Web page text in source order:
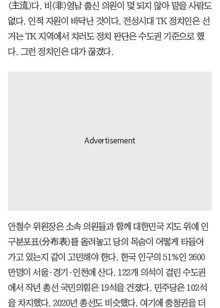
(主流)다. 비(非)영남 출신 의원이 몇 되지 않아 맡을 사람도
없다. 인적 자원이 바닥난 것이다. 전성시대 TK 정치인은 선
거는 TK 지역에서 치러도 정치 판단은 수도권 기준으로 했
다. 그런 정치인은 대가 끊겼다.
안철수 위원장은 소속 의원들과 함께 대한민국 지도 위에 인
구분포표(分布表)를 올려놓고 당의 목숨이 어떻게 타들어
가고 있는지 같이 고민해야 한다. 한국 인구의 51%인 2600
만명이 서울·경기·인천에 산다. 122개 의석이 걸린 수도권
에서 작년 총선 국민의힘은 19석을 건졌다. 민주당은 102석
을 차지했다. 2020년 총선도 비슷했다. 여기에 충청권을 더